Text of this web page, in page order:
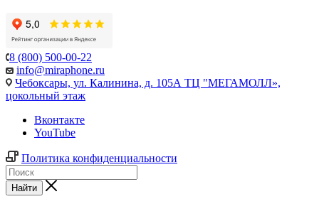
8 (800) 500-00-22
info@miraphone.ru
Чебоксары, ул. Калинина, д. 105А ТЦ "МЕГАМОЛЛ»,
цокольный этаж
Вконтакте
YouTube
Политика конфиденциальности
Найти